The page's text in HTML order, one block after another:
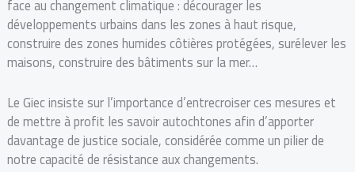
face au changement climatique : décourager les
développements urbains dans les zones à haut risque,
construire des zones humides côtières protégées, surélever les
maisons, construire des bâtiments sur la mer…
Le Giec insiste sur l’importance d’entrecroiser ces mesures et
de mettre à profit les savoir autochtones afin d’apporter
davantage de justice sociale, considérée comme un pilier de
notre capacité de résistance aux changements.